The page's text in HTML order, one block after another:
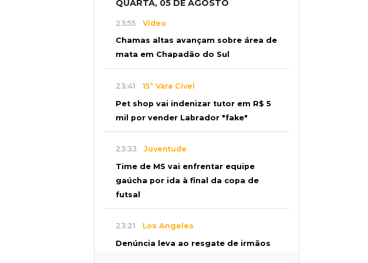
QUARTA, 05 DE AGOSTO
23:55 Vídeo
Chamas altas avançam sobre área de
mata em Chapadão do Sul
23:41 15ª Vara Cível
Pet shop vai indenizar tutor em R$ 5
mil por vender Labrador "fake"
23:33 Juventude
Time de MS vai enfrentar equipe
gaúcha por ida à final da copa de
futsal
23:21 Los Angeles
Denúncia leva ao resgate de irmãos